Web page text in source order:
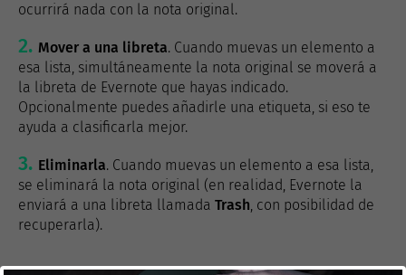
ocurrirá nada con la nota original.
Mover a una libreta. Cuando muevas un elemento a
esa lista, simultáneamente la nota original se moverá a
la libreta de Evernote que hayas indicado.
Opcionalmente puedes añadirle una etiqueta, si eso te
ayuda a clasificarla mejor.
Eliminarla. Cuando muevas un elemento a esa lista,
se eliminará la nota original (en realidad, Evernote la
enviará a una libreta llamada Trash, con posibilidad de
recuperarla).